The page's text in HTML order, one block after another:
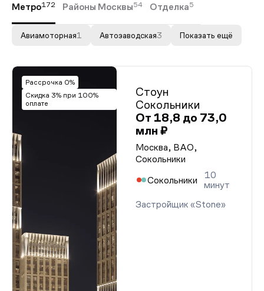
Метро172 Районы Москвы54 Отделка5
Авиамоторная1 Автозаводская3 Показать ещё
Рассрочка 0%
Скидка 3% при 100%
оплате
Стоун
Сокольники
От 18,8 до 73,0
млн ₽
Москва, ВАО,
Сокольники
Сокольники
10
минут
Застройщик «Stone»